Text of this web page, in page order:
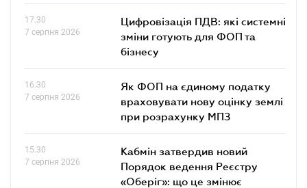
17.30
7 серпня 2026
Цифровізація ПДВ: які системні
зміни готують для ФОП та
бізнесу
16.30
7 серпня 2026
Як ФОП на єдиному податку
враховувати нову оцінку землі
при розрахунку МПЗ
15.30
7 серпня 2026
Кабмін затвердив новий
Порядок ведення Реєстру
«Оберіг»: що це змінює